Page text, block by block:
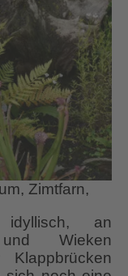
Zimtfarn,
an
Wieken